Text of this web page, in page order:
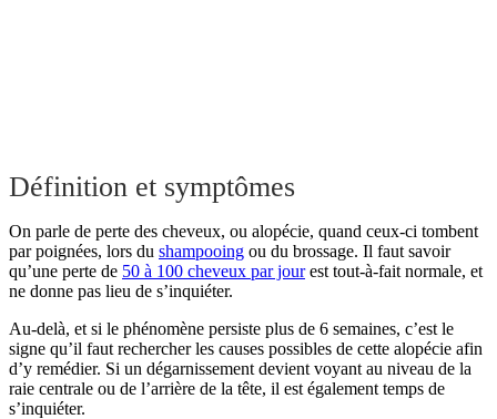
Définition et symptômes
On parle de perte des cheveux, ou alopécie, quand ceux-ci tombent
par poignées, lors du shampooing ou du brossage. Il faut savoir
qu’une perte de 50 à 100 cheveux par jourest tout-à-fait normale, et
ne donne pas lieu de s’inquiéter.
Au-delà, et si le phénomène persiste plus de 6 semaines, c’est le
signe qu’il faut rechercher les causes possibles de cette alopécie afin
d’y remédier. Si un dégarnissement devient voyant au niveau de la
raie centrale ou de l’arrière de la tête, il est également temps de
s’inquiéter.